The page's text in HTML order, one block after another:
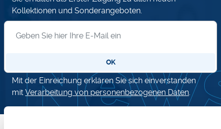
Kollektionen und Sonderangeboten.
OK
Mit der Einreichung erklären Sie sich einverstanden
mit Verarbeitung von personenbezogenen Daten.